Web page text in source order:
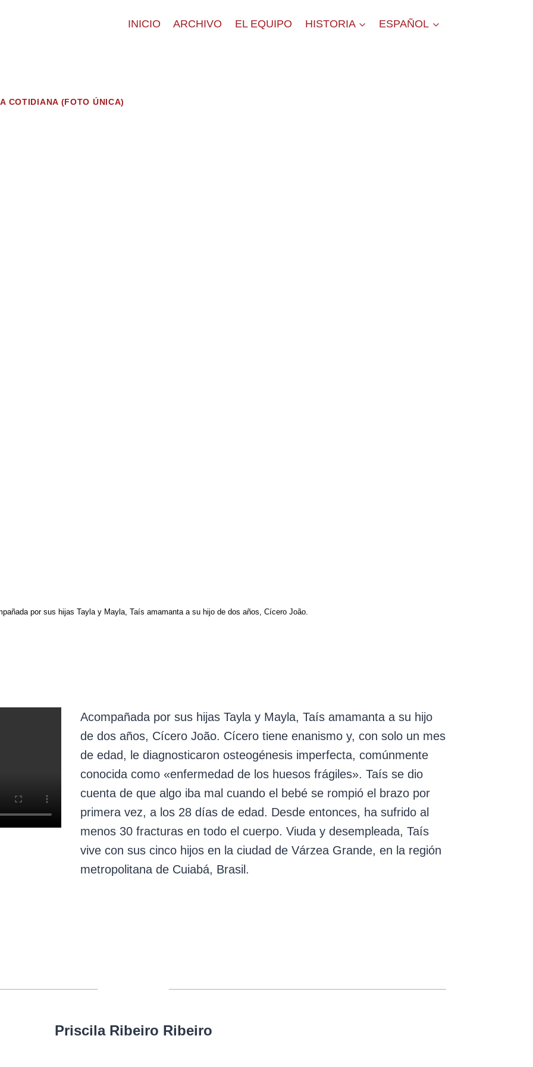
INICIO ARCHIVO EL EQUIPO HISTORIA ESPAÑOL
COTIDIANA (FOTO ÚNICA)
por sus hijas Tayla y Mayla, Taís amamanta a su hijo de dos años, Cícero João.
Acompañada por sus hijas Tayla y Mayla, Taís amamanta a su hijo
de dos años, Cícero João. Cícero tiene enanismo y, con solo un mes
de edad, le diagnosticaron osteogénesis imperfecta, comúnmente
conocida como «enfermedad de los huesos frágiles». Taís se dio
cuenta de que algo iba mal cuando el bebé se rompió el brazo por
primera vez, a los 28 días de edad. Desde entonces, ha sufrido al
menos 30 fracturas en todo el cuerpo. Viuda y desempleada, Taís
vive con sus cinco hijos en la ciudad de Várzea Grande, en la región
metropolitana de Cuiabá, Brasil.
Priscila Ribeiro Ribeiro